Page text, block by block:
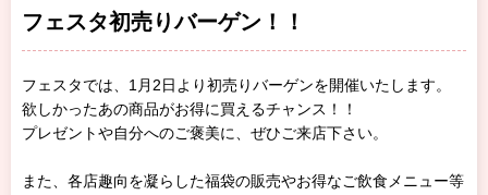
フェスタ初売りバーゲン！！
フェスタでは、1月2日より初売りバーゲンを開催いたします。
欲しかったあの商品がお得に買えるチャンス！！
プレゼントや自分へのご褒美に、ぜひご来店下さい。
また、各店趣向を凝らした福袋の販売やお得なご飲食メニュー等